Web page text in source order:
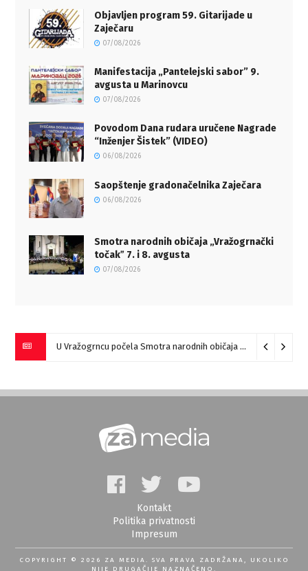
Objavljen program 59. Gitarijade u
Zaječaru
07/08/2026
Manifestacija „Pantelejski sabor” 9.
avgusta u Marinovcu
07/08/2026
Povodom Dana rudara uručene Nagrade
“Inženjer Šistek” (VIDEO)
06/08/2026
Saopštenje gradonačelnika Zaječara
06/08/2026
Smotra narodnih običaja „Vražogrnački
točakˮ 7. i 8. avgusta
07/08/2026
U Vražogrncu počela Smotra narodnih običaja „Vražogrnački točak“
Kontakt
Politika privatnosti
Impresum
COPYRIGHT © 2026 ZA MEDIA. SVA PRAVA ZADRŽANA, UKOLIKO
NIJE DRUGAČIJE NAZNAČENO.